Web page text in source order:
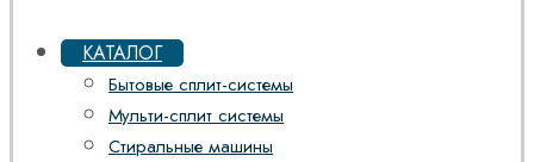
КАТАЛОГ
Бытовые сплит-системы
Мульти-сплит системы
Стиральные машины